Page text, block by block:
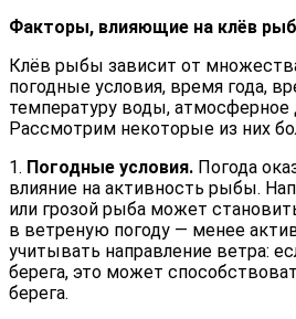
Факторы, влияющие на клёв
Клёв рыбы зависит от
погодные условия, время года,
температуру воды, атмосферное
Рассмотрим некоторые из них
1. Погодные условия. Погода
влияние на активность рыбы.
или грозой рыба может
в ветреную погоду — менее
учитывать направление ветра:
берега, это может
берега.